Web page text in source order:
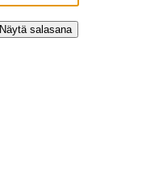
Näytä salasana